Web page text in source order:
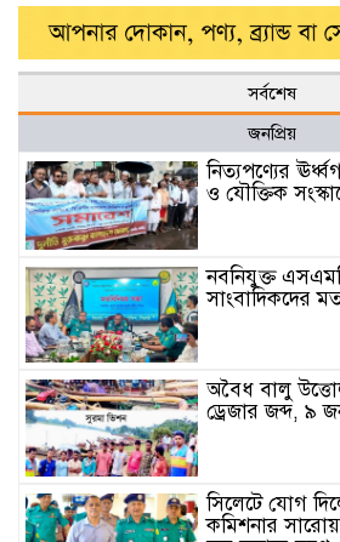
সর্বশেষ
জনপ্রিয়
নিত্যপণ্যের
ও যৌক্তিক
নবনিযুক্ত
সাংবাদিকদের
অবৈধ বালু
ড্রেজার জব্দ, ৯
সিলেটে যোগ
কমিশনার